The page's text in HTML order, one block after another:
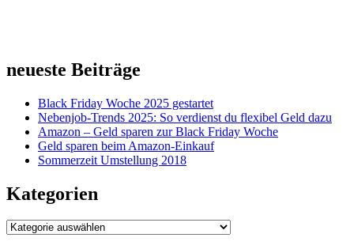
neueste Beiträge
Black Friday Woche 2025 gestartet
Nebenjob-Trends 2025: So verdienst du flexibel Geld dazu
Amazon – Geld sparen zur Black Friday Woche
Geld sparen beim Amazon-Einkauf
Sommerzeit Umstellung 2018
Kategorien
Kategorien